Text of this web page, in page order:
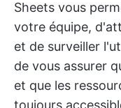
Sheets vous
votre équipe,
et de surveiller
de vous assurer
et que les
toujours